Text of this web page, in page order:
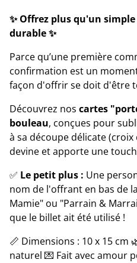
✨ Offrez plus qu'un
durable ✨
Parce qu’une première
confirmation est un
façon d'offrir se doit d'être
Découvrez nos cartes
bouleau, conçues pour
à sa découpe délicate
devine et apporte une
✅ Le petit plus : Une
nom de l'offrant en bas de
Mamie" ou "Parrain &
que le billet ait été utilisé !
📏 Dimensions : 10 x 15 cm
naturel 💌 Fait avec amour